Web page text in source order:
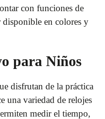
con funciones de
disponible en colores y
para Niños
disfrutan de la práctica
una variedad de relojes
medir el tiempo,